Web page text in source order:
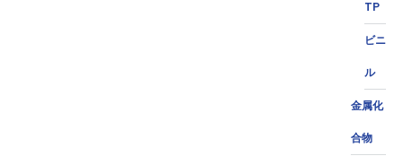
TP
ビニ
ル
金属化
合物